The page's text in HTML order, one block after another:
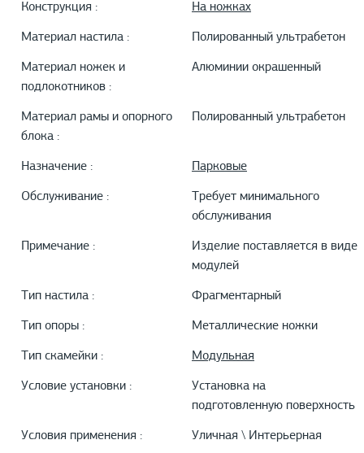
Конструкция : На ножках
Материал настила : Полированный ультрабетон
Материал ножек и
подлокотников :
Алюминии окрашенный
Материал рамы и опорного
блока :
Полированный ультрабетон
Назначение : Парковые
Обслуживание :
Требует минимального
обслуживания
Примечание :
Изделие поставляется в виде
модулей
Тип настила : Фрагментарный
Тип опоры : Металлические ножки
Тип скамейки : Модульная
Условие установки :
Установка на
подготовленную поверхность
Условия применения : Уличная \ Интерьерная